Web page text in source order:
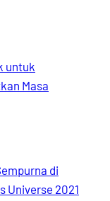
untuk
Masa
di
Universe 2021